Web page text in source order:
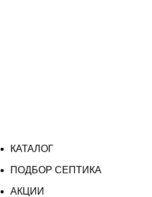
КАТАЛОГ
ПОДБОР СЕПТИКА
АКЦИИ